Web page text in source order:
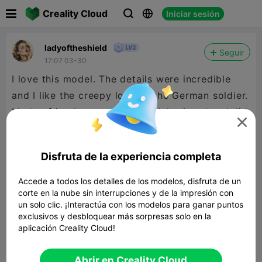
Creality Cloud   Iniciar sesión
ladyoftheshield
17:07 03-30
Seguir
I love this model. The details were incredible
and I like the creepy look to the German soldier.
My boyfriend wanted this model printed so I did
it at a local library. Printed in green at 125%. It
issue and didn't damage the model when
removed.

Disfruta de la experiencia completa
Accede a todos los detalles de los modelos, disfruta de un
corte en la nube sin interrupciones y de la impresión con
un solo clic. ¡Interactúa con los modelos para ganar puntos
exclusivos y desbloquear más sorpresas solo en la
aplicación Creality Cloud!